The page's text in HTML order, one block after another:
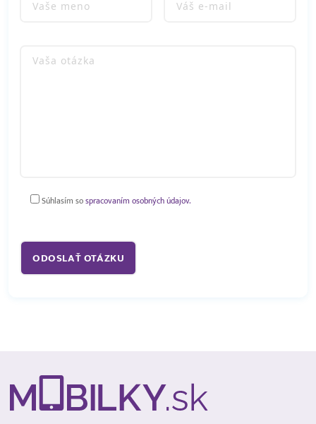
Súhlasím sospracovaním osobných údajov.